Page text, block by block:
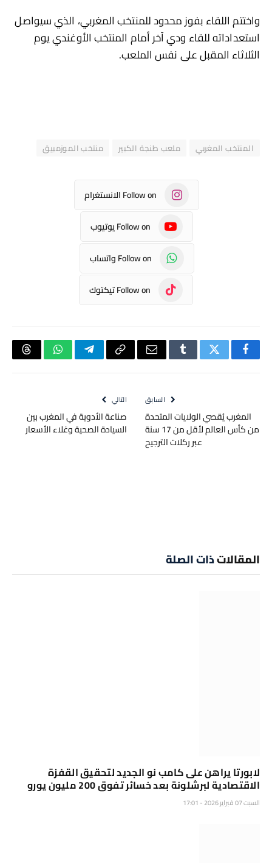
واختتم اللقاء بفوز محدود للمنتخب المغربي، الذي سيواصل
استعداداته للقاء ودي آخر أمام المنتخب الأوغندي يوم
الثلاثاء المقبل على نفس الملعب.
المنتخب المغربي ملعب طنجة الكبير منتخب الموزمبيق
Follow on الانستغرام
Follow on يوتيوب
Follow on واتساب
Follow on تيكتوك
فيسبوكتويتر Tumblrالبريد
Copy
تيلقرامواتساب
السابق
المغرب يُقصي الولايات المتحدة
من كأس العالم لأقل من 17 سنة
عبر ركلات الترجيح
التالي
صناعة الأدوية في المغرب بين
السيادة الصحية وغلاء الأسعار
المقالاتذات الصلة
لابورتا يراهن على كامب نو الجديد لتحقيق القفزة
الاقتصادية لبرشلونة بعد خسائر تفوق 200 مليون يورو
السبت 07 فبراير 2026 - 17:01